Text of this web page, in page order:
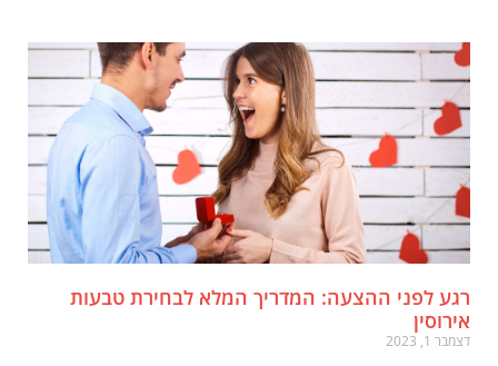
לפני ההצעה: המדריך המלא לבחירת טבעות
1, 2023